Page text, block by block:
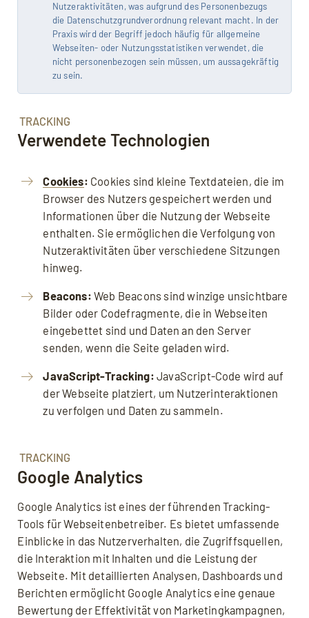
Nutzeraktivitäten, was aufgrund des Personenbezugs
die Datenschutzgrundverordnung relevant macht. In der
Praxis wird der Begriff jedoch häufig für allgemeine
Webseiten- oder Nutzungsstatistiken verwendet, die
nicht personenbezogen sein müssen, um aussagekräftig
zu sein.
TRACKING
Verwendete Technologien
Cookies: Cookies sind kleine Textdateien, die im
Browser des Nutzers gespeichert werden und
Informationen über die Nutzung der Webseite
enthalten. Sie ermöglichen die Verfolgung von
Nutzeraktivitäten über verschiedene Sitzungen
hinweg.
Beacons: Web Beacons sind winzige unsichtbare
Bilder oder Codefragmente, die in Webseiten
eingebettet sind und Daten an den Server
senden, wenn die Seite geladen wird.
JavaScript-Tracking: JavaScript-Code wird auf
der Webseite platziert, um Nutzerinteraktionen
zu verfolgen und Daten zu sammeln.
TRACKING
Google Analytics
Google Analytics ist eines der führenden Tracking-
Tools für Webseitenbetreiber. Es bietet umfassende
Einblicke in das Nutzerverhalten, die Zugriffsquellen,
die Interaktion mit Inhalten und die Leistung der
Webseite. Mit detaillierten Analysen, Dashboards und
Berichten ermöglicht Google Analytics eine genaue
Bewertung der Effektivität von Marketingkampagnen,